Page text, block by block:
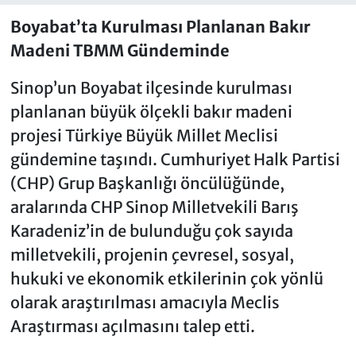
Boyabat’ta Kurulması Planlanan Bakır
Madeni TBMM Gündeminde
Sinop’un Boyabat ilçesinde kurulması
planlanan büyük ölçekli bakır madeni
projesi Türkiye Büyük Millet Meclisi
gündemine taşındı. Cumhuriyet Halk Partisi
(CHP) Grup Başkanlığı öncülüğünde,
aralarında CHP Sinop Milletvekili Barış
Karadeniz’in de bulunduğu çok sayıda
milletvekili, projenin çevresel, sosyal,
hukuki ve ekonomik etkilerinin çok yönlü
olarak araştırılması amacıyla Meclis
Araştırması açılmasını talep etti.